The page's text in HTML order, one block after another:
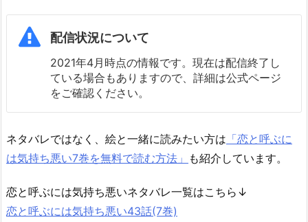
配信状況について
2021年4月時点の情報です。現在は配信終了し
ている場合もありますので、詳細は公式ページ
をご確認ください。
ネタバレではなく、絵と一緒に読みたい方は 「恋と呼ぶに
は気持ち悪い7巻を無料で読む方法」 も紹介しています。
恋と呼ぶには気持ち悪いネタバレ一覧はこちら↓
恋と呼ぶには気持ち悪い43話(7巻)